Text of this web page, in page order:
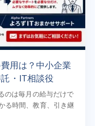
用は？中小企業
・IT相談役
のは毎月の給与だけで
る時間、教育、引き継